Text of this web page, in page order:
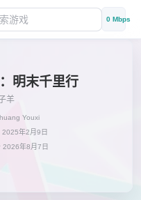
0 Mbps
明末千里行
羊
Youxi
2025年2月9日
2026年8月7日